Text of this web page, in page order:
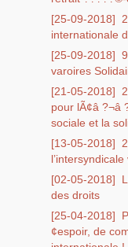
[25-09-2018]
internationale
[25-09-2018]
varoires
[21-05-2018]
pour lÃ¢â ?¬â
sociale et la
[13-05-2018]
l’intersyndicale
[02-05-2018]
des droits
[25-04-2018]
¢espoir, de